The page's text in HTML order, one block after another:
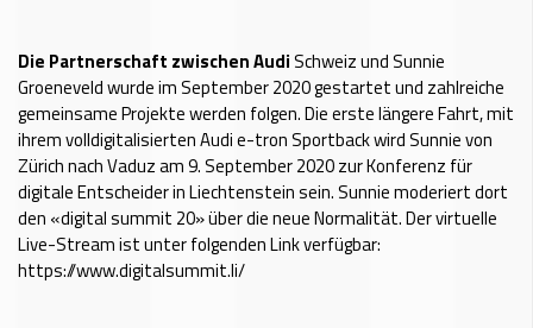
Die Partnerschaft zwischen AudiSchweiz und Sunnie
Groeneveld wurde im September 2020 gestartet und zahlreiche
gemeinsame Projekte werden folgen. Die erste längere Fahrt, mit
ihrem volldigitalisierten Audi e-tron Sportback wird Sunnie von
Zürich nach Vaduz am 9. September 2020 zur Konferenz für
digitale Entscheider in Liechtenstein sein. Sunnie moderiert dort
den «digital summit 20» über die neue Normalität. Der virtuelle
Live-Stream ist unter folgenden Link verfügbar:
https://www.digitalsummit.li/